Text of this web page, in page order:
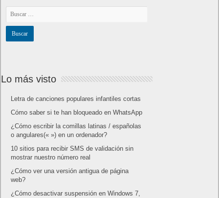
Lo más visto
Letra de canciones populares infantiles cortas
Cómo saber si te han bloqueado en WhatsApp
¿Cómo escribir la comillas latinas / españolas
o angulares(« ») en un ordenador?
10 sitios para recibir SMS de validación sin
mostrar nuestro número real
¿Cómo ver una versión antigua de página
web?
¿Cómo desactivar suspensión en Windows 7,